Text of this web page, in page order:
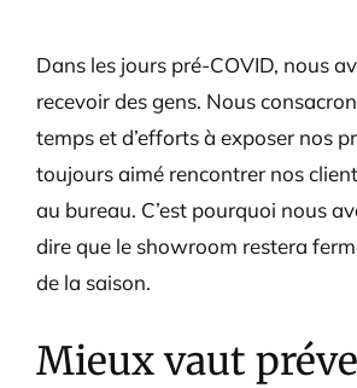
Dans les jours pré-COVID, nous
recevoir des gens. Nous
temps et d’efforts à exposer nos
toujours aimé rencontrer nos
au bureau. C’est pourquoi nous
dire que le showroom restera
de la saison.
Mieux vaut